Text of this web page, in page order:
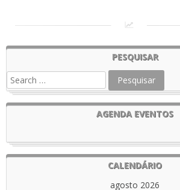
PESQUISAR
AGENDA EVENTOS
CALENDÁRIO
agosto 2026